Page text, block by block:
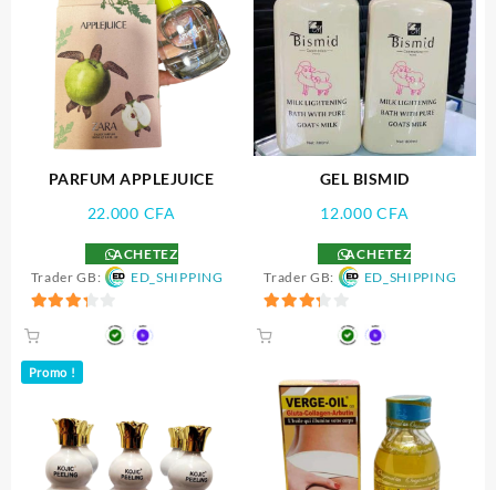
PARFUM APPLEJUICE
22.000 CFA
ACHETEZ
Trader GB:
ED_SHIPPING
GEL BISMID
12.000CFA
ACHETEZ
Trader GB:
ED_SHIPPING
Promo !